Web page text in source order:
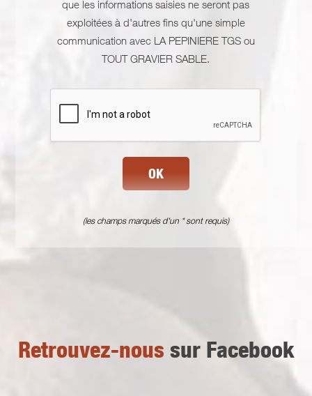
que les informations saisies ne seront pas
exploitées à d'autres fins qu'une simple
communication avec LA PEPINIERE TGS ou
TOUT GRAVIER SABLE.
OK
(les champs marqués d'un * sont requis)
Retrouvez-nous sur Facebook